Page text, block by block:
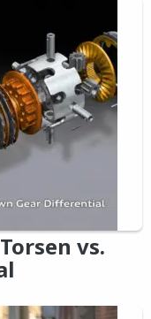
vs.